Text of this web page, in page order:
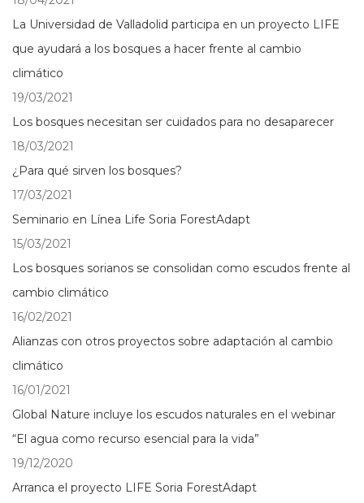
La Universidad de Valladolid participa en un proyecto LIFE
que ayudará a los bosques a hacer frente al cambio
climático
19/03/2021
Los bosques necesitan ser cuidados para no desaparecer
18/03/2021
¿Para qué sirven los bosques?
17/03/2021
Seminario en Línea Life Soria ForestAdapt
15/03/2021
Los bosques sorianos se consolidan como escudos frente al
cambio climático
16/02/2021
Alianzas con otros proyectos sobre adaptación al cambio
climático
16/01/2021
Global Nature incluye los escudos naturales en el webinar
“El agua como recurso esencial para la vida”
19/12/2020
Arranca el proyecto LIFE Soria ForestAdapt